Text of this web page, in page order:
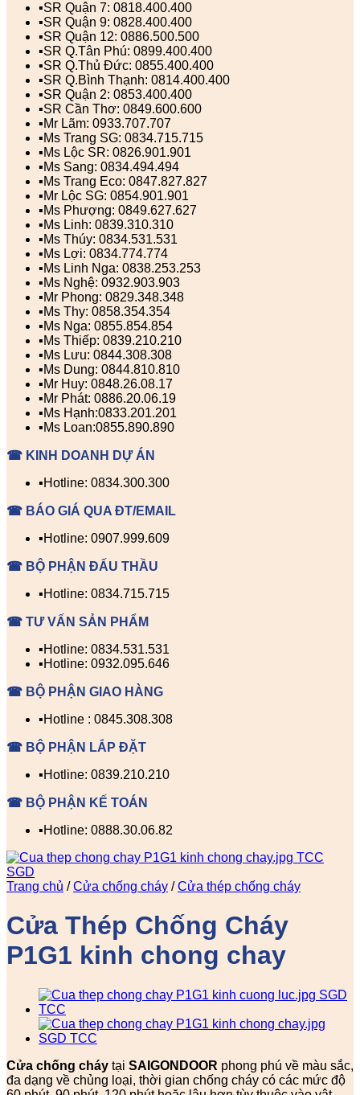
▪️SR Quận 7: 0818.400.400
▪️SR Quận 9: 0828.400.400
▪️SR Quận 12: 0886.500.500
▪️SR Q.Tân Phú: 0899.400.400
▪️SR Q.Thủ Đức: 0855.400.400
▪️SR Q.Bình Thạnh: 0814.400.400
▪️SR Quận 2: 0853.400.400
▪️SR Cần Thơ: 0849.600.600
▪️Mr Lãm: 0933.707.707
▪️Ms Trang SG: 0834.715.715
▪️Ms Lộc SR: 0826.901.901
▪️Ms Sang: 0834.494.494
▪️Ms Trang Eco: 0847.827.827
▪️Mr Lộc SG: 0854.901.901
▪️Ms Phượng: 0849.627.627
▪️Ms Linh: 0839.310.310
▪️Ms Thúy: 0834.531.531
▪️Ms Lợi: 0834.774.774
▪️Ms Linh Nga: 0838.253.253
▪️Ms Nghệ: 0932.903.903
▪️Mr Phong: 0829.348.348
▪️Ms Thy: 0858.354.354
▪️Ms Nga: 0855.854.854
▪️Ms Thiếp: 0839.210.210
▪️Ms Lưu: 0844.308.308
▪️Ms Dung: 0844.810.810
▪️Mr Huy: 0848.26.08.17
▪️Mr Phát: 0886.20.06.19
▪️Ms Hạnh:0833.201.201
▪️Ms Loan:0855.890.890
☎ KINH DOANH DỰ ÁN
▪️Hotline: 0834.300.300
☎ BÁO GIÁ QUA ĐT/EMAIL
▪️Hotline: 0907.999.609
☎ BỘ PHẬN ĐẤU THẦU
▪️Hotline: 0834.715.715
☎ TƯ VẤN SẢN PHẨM
▪️Hotline: 0834.531.531
▪️Hotline: 0932.095.646
☎ BỘ PHẬN GIAO HÀNG
▪️Hotline : 0845.308.308
☎ BỘ PHẬN LẮP ĐẶT
▪️Hotline: 0839.210.210
☎ BỘ PHẬN KẾ TOÁN
▪️Hotline: 0888.30.06.82
Trang chủ / Cửa chống cháy / Cửa thép chống cháy
Cửa Thép Chống Cháy
P1G1 kinh chong chay
Cửa chống cháy tại SAIGONDOOR phong phú về màu sắc,
đa dạng về chủng loại, thời gian chống cháy có các mức độ